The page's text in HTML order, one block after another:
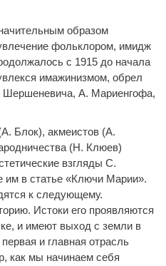
образом
фольклором, имидж
с 1915 до начала
имажинизмом, обрел
А. Мариенгофа,
Блок), акмеистов (А.
(Н. Клюев)
взгляды С.
в статье «Ключи Марии».
к следующему.
Истоки его проявляются
и имеют выход с земли в
и главная отрасль
как мы начинаем себя